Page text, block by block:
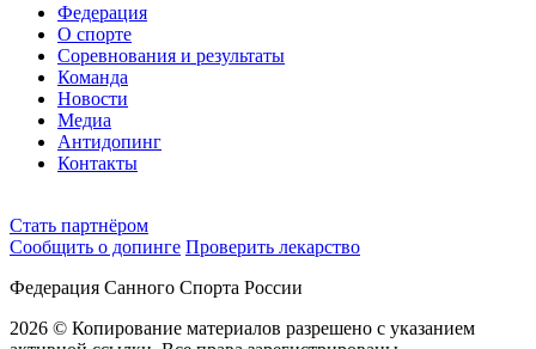
Федерация
О спорте
Соревнования и результаты
Команда
Новости
Медиа
Антидопинг
Контакты
Cтать партнёром
Сообщить о допинге Проверить лекарство
Федерация Санного Спорта России
2026 © Копирование материалов разрешено с указанием